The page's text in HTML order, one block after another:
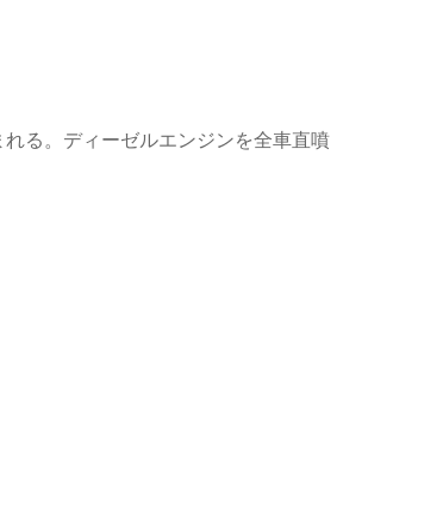
る。ディーゼルエンジンを全車直噴